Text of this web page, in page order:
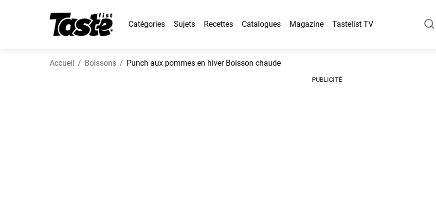
Catégories Sujets Recettes Catalogues Magazine Tastelist TV
Accueil Boissons Punch aux pommes en hiver Boisson chaude
PUBLICITÉ